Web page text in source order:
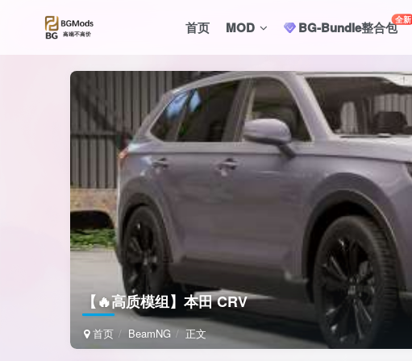
首页 MOD BG-Bundle整合包全新
【🔥高质模组】本田 CRV
首页 BeamNG 正文